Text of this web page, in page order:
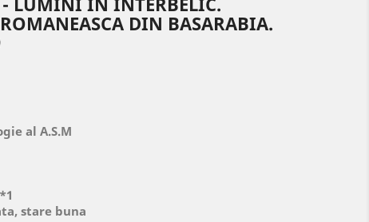
DIN BASARABIA.
al A.S.M
stare buna